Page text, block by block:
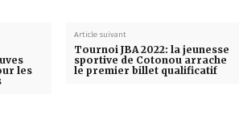
les
Article suivant
Tournoi JBA 2022: la jeunesse
sportive de Cotonou arrache
le premier billet qualificatif